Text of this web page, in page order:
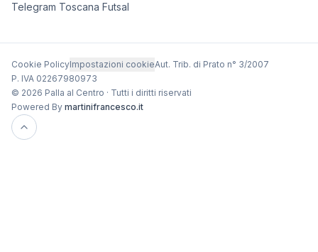
Telegram Toscana Futsal
Cookie PolicyImpostazioni cookieAut. Trib. di Prato n° 3/2007
P. IVA 02267980973
© 2026 Palla al Centro · Tutti i diritti riservati
Powered By martinifrancesco.it